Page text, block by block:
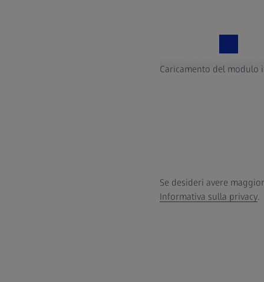
Caricamento del modulo
Informazioni personali
Se desideri avere
Informativa sulla privacy.